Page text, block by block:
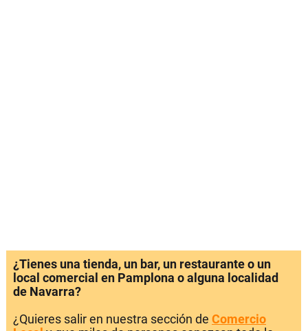
¿Tienes una tienda, un bar, un restaurante o un
local comercial en Pamplona o alguna localidad
de Navarra?
¿Quieres salir en nuestra sección de Comercio